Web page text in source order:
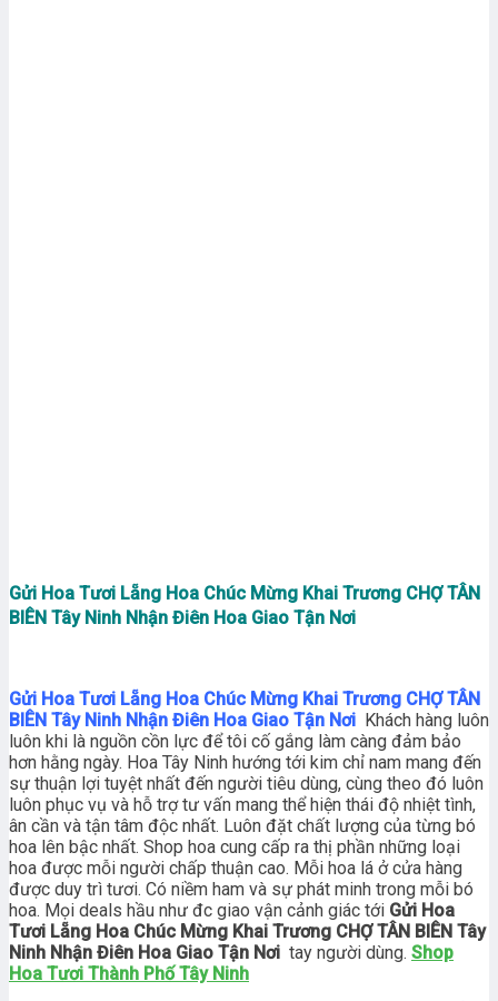
Gửi Hoa Tươi Lẵng Hoa Chúc Mừng Khai Trương CHỢ TÂN
BIÊN Tây Ninh Nhận Điên Hoa Giao Tận Nơi
Gửi Hoa Tươi Lẵng Hoa Chúc Mừng Khai Trương CHỢ TÂN
BIÊN Tây Ninh Nhận Điên Hoa Giao Tận Nơi Khách hàng luôn
luôn khi là nguồn cồn lực để tôi cố gắng làm càng đảm bảo
hơn hằng ngày. Hoa Tây Ninh hướng tới kim chỉ nam mang đến
sự thuận lợi tuyệt nhất đến người tiêu dùng, cùng theo đó luôn
luôn phục vụ và hỗ trợ tư vấn mang thể hiện thái độ nhiệt tình,
ân cần và tận tâm độc nhất. Luôn đặt chất lượng của từng bó
hoa lên bậc nhất. Shop hoa cung cấp ra thị phần những loại
hoa được mỗi người chấp thuận cao. Mỗi hoa lá ở cửa hàng
được duy trì tươi. Có niềm ham và sự phát minh trong mỗi bó
hoa. Mọi deals hầu như đc giao vận cảnh giác tới Gửi Hoa
Tươi Lẵng Hoa Chúc Mừng Khai Trương CHỢ TÂN BIÊN Tây
Ninh Nhận Điên Hoa Giao Tận Nơi tay người dùng. Shop
Hoa Tươi Thành Phố Tây Ninh